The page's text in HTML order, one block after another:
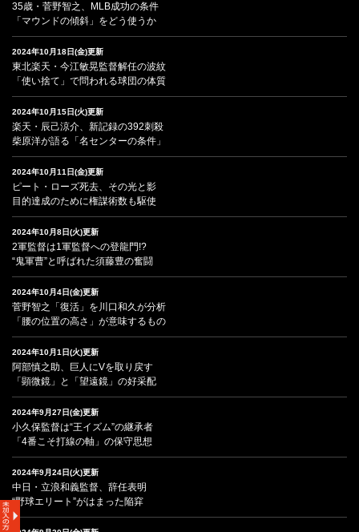
35歳・菅野智之、MLB成功の条件
「マウンドの傾斜」をどう使うか
2024年10月18日(金)更新
東北楽天・今江敏晃監督解任の波紋
「使い捨て」で問われる球団の体質
2024年10月15日(火)更新
楽天・辰己涼介、新記録の392刺殺
柴原洋が語る「名センターの条件」
2024年10月11日(金)更新
ピート・ローズ死去、その光と影
目的達成のために権謀術数も駆使
2024年10月8日(火)更新
2軍監督は1軍監督への登龍門!?
“鬼軍曹”と呼ばれた須藤豊の奮闘
2024年10月4日(金)更新
菅野智之「復活」を川口和久が分析
「腰の位置の高さ」が意味するもの
2024年10月1日(火)更新
阿部慎之助、巨人にVを取り戻す
「顕微鏡」と「望遠鏡」の好采配
2024年9月27日(金)更新
小久保監督は“王イズム”の継承者
「4番こそ打線の軸」の保守思想
2024年9月24日(火)更新
中日・立浪和義監督、辞任表明
“野球エリート”がはまった陥穽